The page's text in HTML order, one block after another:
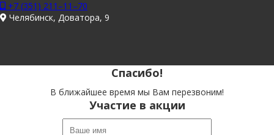
+7 (351) 211–11–70
Челябинск, Доватора, 9
Спасибо!
В ближайшее время мы Вам перезвоним!
Участие в акции